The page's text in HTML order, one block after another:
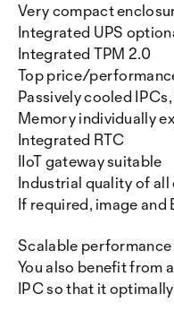
Very compact
Integrated UPS
Integrated TPM 2.0
Top price/
Passively cooled
Memory individually
Integrated RTC
IIoT gateway suitable
Industrial quality of all
If required, image
Scalable
You also benefit from
IPC so that it